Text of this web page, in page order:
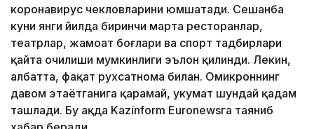
коронавирус чекловларини юмшатади. Сешанба
куни янги йилда биринчи марта ресторанлар,
театрлар, жамоат боғлари ва спорт тадбирлари
қайта очилиши мумкинлиги эълон қилинди. Лекин,
албатта, фақат рухсатнома билан. Омикроннинг
давом этаётганига қарамай, ҳукумат шундай қадам
ташлади. Бу ҳақда Kazinform Euronewsга таяниб